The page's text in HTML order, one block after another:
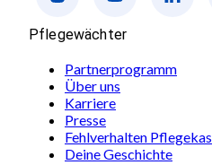
Pflegewächter
Partnerprogramm
Über uns
Karriere
Presse
Fehlverhalten
Deine Geschichte